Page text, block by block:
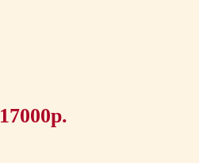
17000р.